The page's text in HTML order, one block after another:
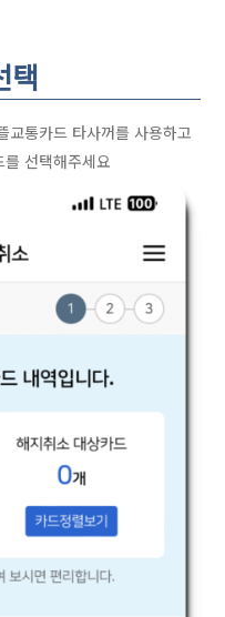
택
교통카드 타사꺼를 사용하고
선택해주세요